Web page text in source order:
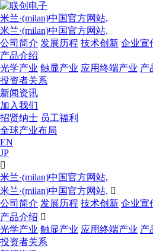
米兰·(milan)中国官方网站,
米兰·(milan)中国官方网站,
公司简介 发展历程 技术创新 企业宣
产品介绍
光学产业 触显产业 应用终端产业 产
投资者关系
新闻资讯
加入我们
招贤纳士 员工福利
全球产业布局
EN
JP

米兰·(milan)中国官方网站,
米兰·(milan)中国官方网站, 
公司简介 发展历程 技术创新 企业宣
产品介绍 
光学产业 触显产业 应用终端产业 产
投资者关系